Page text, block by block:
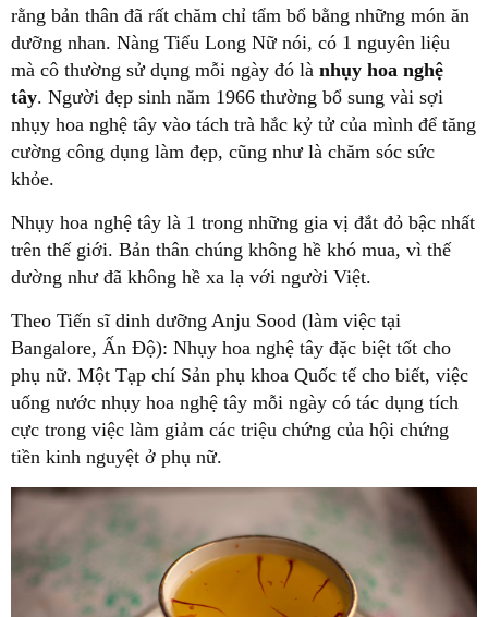
rằng bản thân đã rất chăm chỉ tẩm bổ bằng những món ăn
dưỡng nhan. Nàng Tiểu Long Nữ nói, có 1 nguyên liệu
mà cô thường sử dụng mỗi ngày đó là nhụy hoa nghệ
tây. Người đẹp sinh năm 1966 thường bổ sung vài sợi
nhụy hoa nghệ tây vào tách trà hắc kỷ tử của mình để tăng
cường công dụng làm đẹp, cũng như là chăm sóc sức
khỏe.
Nhụy hoa nghệ tây là 1 trong những gia vị đắt đỏ bậc nhất
trên thế giới. Bản thân chúng không hề khó mua, vì thế
dường như đã không hề xa lạ với người Việt.
Theo Tiến sĩ dinh dưỡng Anju Sood (làm việc tại
Bangalore, Ấn Độ): Nhụy hoa nghệ tây đặc biệt tốt cho
phụ nữ. Một Tạp chí Sản phụ khoa Quốc tế cho biết, việc
uống nước nhụy hoa nghệ tây mỗi ngày có tác dụng tích
cực trong việc làm giảm các triệu chứng của hội chứng
tiền kinh nguyệt ở phụ nữ.